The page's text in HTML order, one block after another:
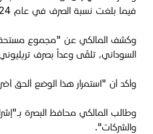
فيما بلغت نسبة الصرف في عام 2024 نحو 17%، وبقي ما يقارب 700 مليار دينار، في حين لم تُصرف أي مبالغ خلال عام 2025 حتى الآن".
السوداني، تلقّى وعداً بصرف
وأكد أن "استمرار هذا الوضع ألحق
وطالب المالكي محافظ البصرة
والشركات".